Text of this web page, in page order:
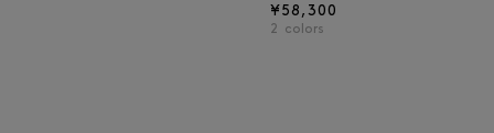
¥58,300
2 colors